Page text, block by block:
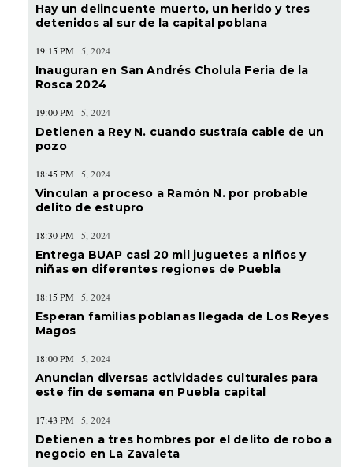
Hay un delincuente muerto, un herido y tres
detenidos al sur de la capital poblana
19:15 PM 5, 2024
Inauguran en San Andrés Cholula Feria de la
Rosca 2024
19:00 PM 5, 2024
Detienen a Rey N. cuando sustraía cable de un
pozo
18:45 PM 5, 2024
Vinculan a proceso a Ramón N. por probable
delito de estupro
18:30 PM 5, 2024
Entrega BUAP casi 20 mil juguetes a niños y
niñas en diferentes regiones de Puebla
18:15 PM 5, 2024
Esperan familias poblanas llegada de Los Reyes
Magos
18:00 PM 5, 2024
Anuncian diversas actividades culturales para
este fin de semana en Puebla capital
17:43 PM 5, 2024
Detienen a tres hombres por el delito de robo a
negocio en La Zavaleta